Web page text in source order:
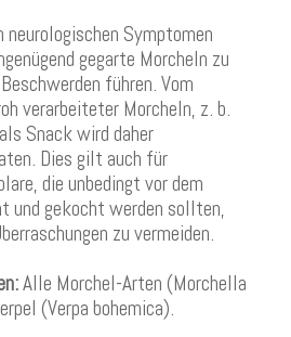
neurologischen Symptomen
gegarte Morcheln zu
führen. Vom
verarbeiteter Morcheln, z. b.
Snack wird daher
Dies gilt auch für
die unbedingt vor dem
und gekocht werden sollten,
zu vermeiden.
Alle Morchel-Arten (Morchella
(Verpa bohemica).